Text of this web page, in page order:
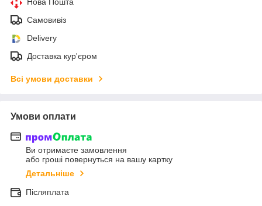
Самовивіз
Delivery
Доставка кур'єром
Всі умови доставки
Умови оплати
Ви отримаєте замовлення
або гроші повернуться на вашу картку
Детальніше
Післяплата